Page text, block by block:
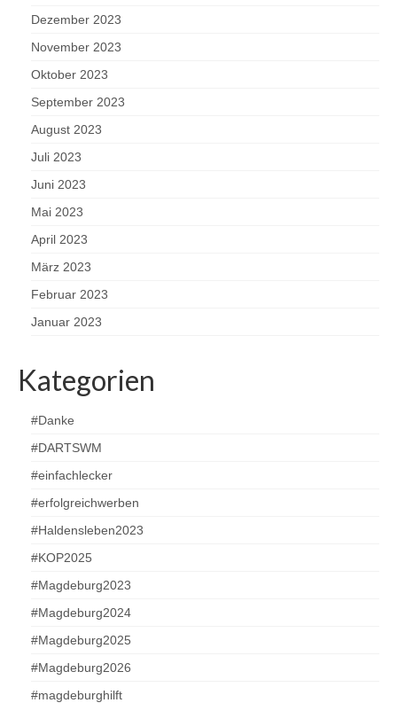
Dezember 2023
November 2023
Oktober 2023
September 2023
August 2023
Juli 2023
Juni 2023
Mai 2023
April 2023
März 2023
Februar 2023
Januar 2023
Kategorien
#Danke
#DARTSWM
#einfachlecker
#erfolgreichwerben
#Haldensleben2023
#KOP2025
#Magdeburg2023
#Magdeburg2024
#Magdeburg2025
#Magdeburg2026
#magdeburghilft